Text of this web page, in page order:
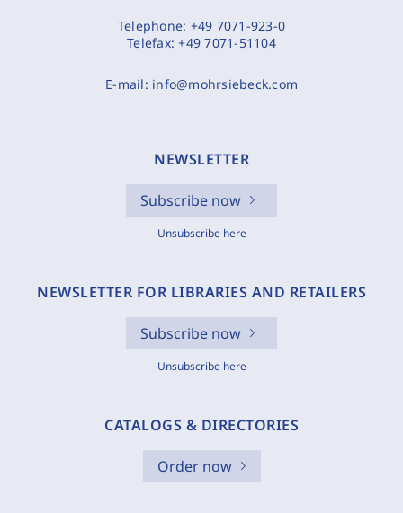
Telephone: +49 7071-923-0
Telefax:+49 7071-51104
E-mail: info@mohrsiebeck.com
NEWSLETTER
Subscribe now
Unsubscribe here
NEWSLETTER FOR LIBRARIES AND RETAILERS
Subscribe now
Unsubscribe here
CATALOGS & DIRECTORIES
Order now